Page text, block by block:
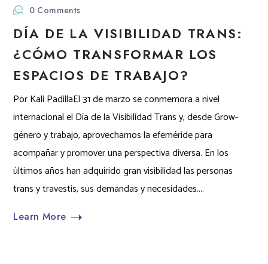
0 Comments
DÍA DE LA VISIBILIDAD TRANS:
¿CÓMO TRANSFORMAR LOS
ESPACIOS DE TRABAJO?
Por Kali PadillaEl 31 de marzo se conmemora a nivel
internacional el Día de la Visibilidad Trans y, desde Grow-
género y trabajo, aprovechamos la efeméride para
acompañar y promover una perspectiva diversa. En los
últimos años han adquirido gran visibilidad las personas
trans y travestis, sus demandas y necesidades....
Learn More